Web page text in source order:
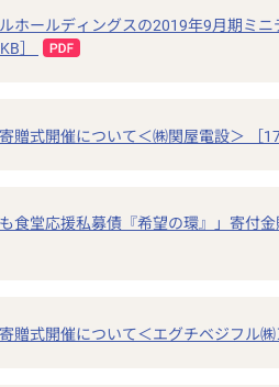
ホールディングスの2019年9月期ミ
］
贈式開催について＜㈱関屋電設＞ ［
食堂応援私募債『希望の環』」寄付
贈式開催について＜エグチベジフル㈱